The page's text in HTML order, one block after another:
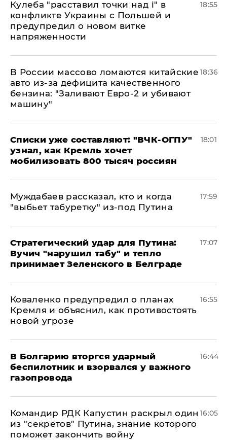
Кулеба "расставил точки над і" в
конфликте Украины с Польшей и
предупредил о новом витке
напряженности
18:55
В России массово ломаются китайские
авто из-за дефицита качественного
бензина: "Заливают Евро-2 и убивают
машину"
18:36
Списки уже составляют: "ВЧК-ОГПУ"
узнал, как Кремль хочет
мобилизовать 800 тысяч россиян
18:01
Муждабаев рассказал, кто и когда
"выбьет табуретку" из-под Путина
17:59
Стратегический удар для Путина:
Вучич "нарушил табу" и тепло
принимает Зеленского в Белграде
17:07
Коваленко предупредил о планах
Кремля и объяснил, как противостоять
новой угрозе
16:55
В Болгарию вторгся ударный
беспилотник и взорвался у важного
газопровода
16:44
Командир РДК Капустин раскрыл один
из "секретов" Путина, знание которого
поможет закончить войну
16:05